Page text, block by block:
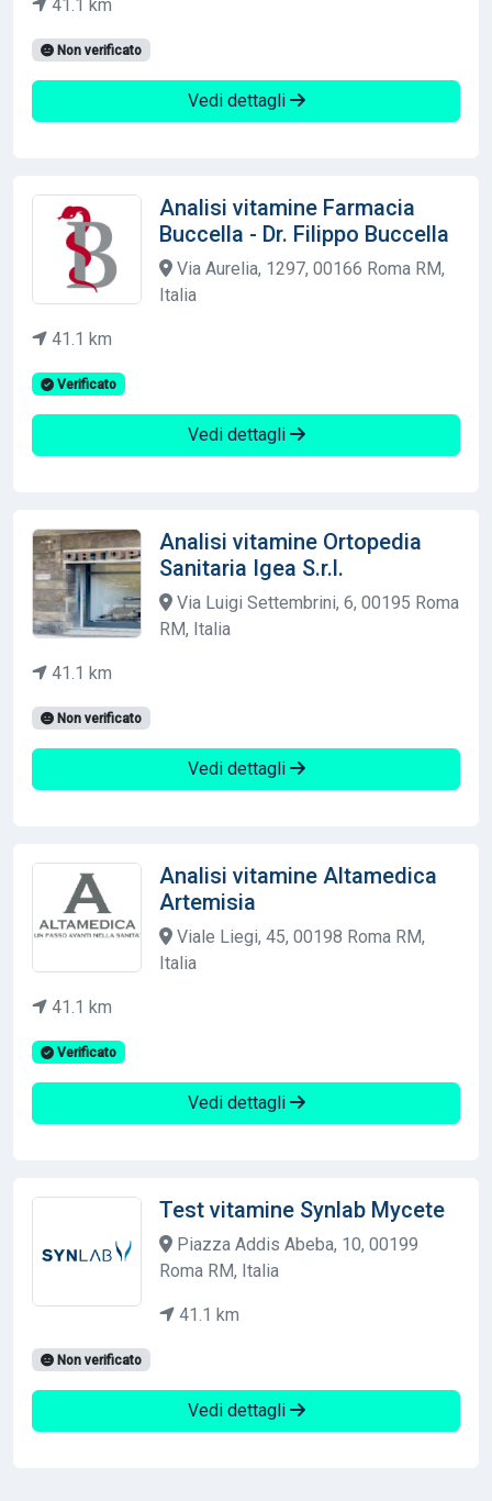
41.1 km
Non verificato
Vedi dettagli
Analisi vitamine Farmacia
Buccella - Dr. Filippo Buccella
Via Aurelia, 1297, 00166 Roma RM,
Italia
41.1 km
Verificato
Vedi dettagli
Analisi vitamine Ortopedia
Sanitaria Igea S.r.l.
Via Luigi Settembrini, 6, 00195 Roma
RM, Italia
41.1 km
Non verificato
Vedi dettagli
Analisi vitamine Altamedica
Artemisia
Viale Liegi, 45, 00198 Roma RM,
Italia
41.1 km
Verificato
Vedi dettagli
Test vitamine Synlab Mycete
Piazza Addis Abeba, 10, 00199
Roma RM, Italia
41.1 km
Non verificato
Vedi dettagli